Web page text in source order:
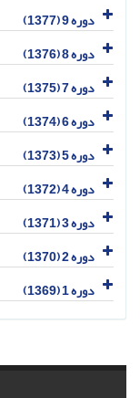
دوره 9 (1377)
دوره 8 (1376)
دوره 7 (1375)
دوره 6 (1374)
دوره 5 (1373)
دوره 4 (1372)
دوره 3 (1371)
دوره 2 (1370)
دوره 1 (1369)